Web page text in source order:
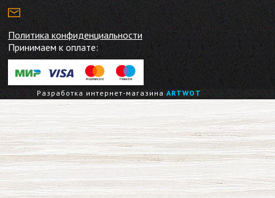
Политика конфиденциальности
Принимаем к оплате:
Разработка интернет-магазина ARTWOT